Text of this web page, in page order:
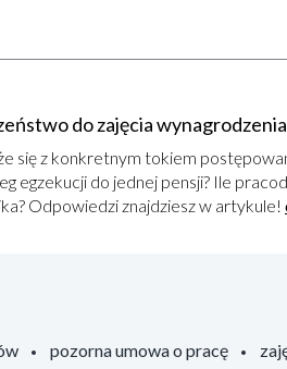
do zajęcia
się z konkretnym tokiem
egzekucji do jednej pensji? Ile
Odpowiedzi znajdziesz w artykule!
pozorna umowa o pracę